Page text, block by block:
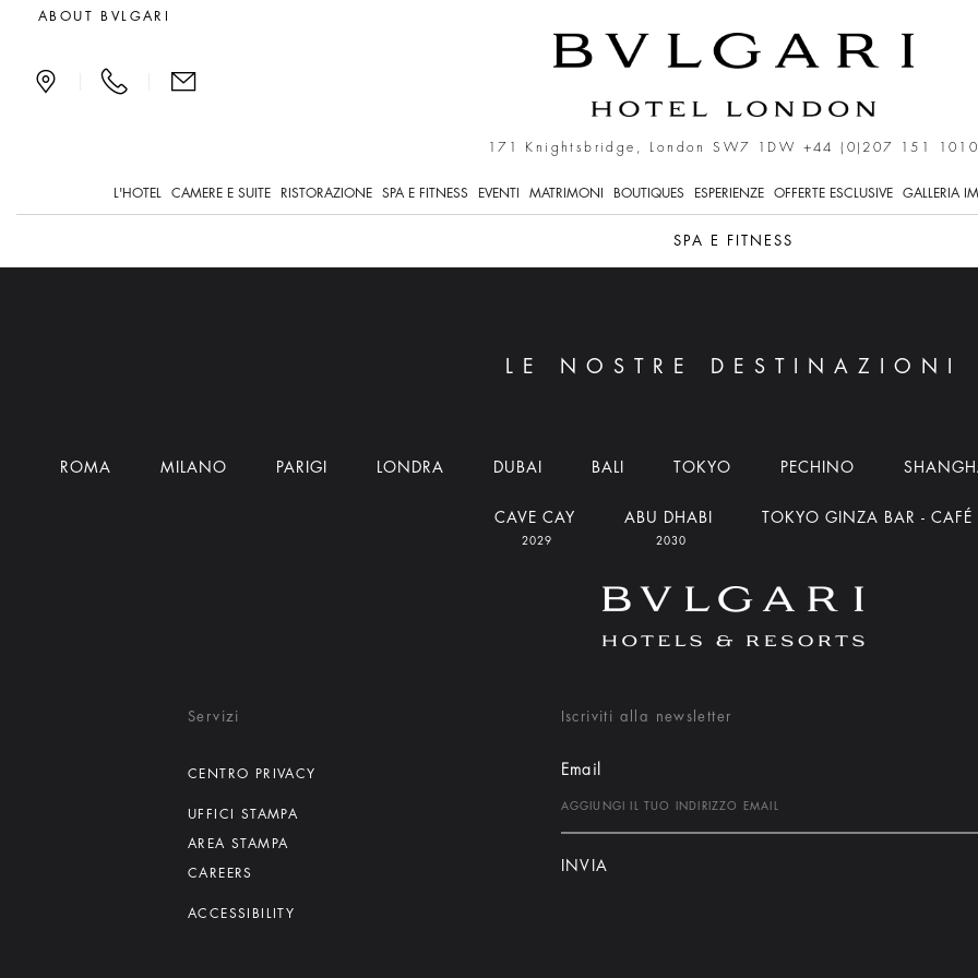
Spa e Fitness
ABOUT BVLGARI
171 Knightsbridge, London SW7 1DW +44 (0)207 151 1010
L'HOTEL CAMERE E SUITE RISTORAZIONE SPA E FITNESS EVENTI MATRIMONI BOUTIQUES ESPERIENZE OFFERTE ESCLUSIVE GALLERIA
SPA E FITNESS
LE NOSTRE DESTINAZIONI
ROMA MILANO PARIGI LONDRA DUBAI BALI TOKYO PECHINO
CAVE CAY
2029
ABU DHABI
2030
TOKYO GINZA BAR - CAFÉ
Servizi
CENTRO PRIVACY
UFFICI STAMPA
AREA STAMPA
CAREERS
ACCESSIBILITY
Iscriviti alla newsletter
Email
INVIA